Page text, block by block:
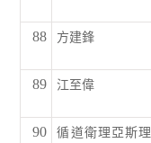
88 方建鋒
89 江至偉
90
循道衛理亞斯理